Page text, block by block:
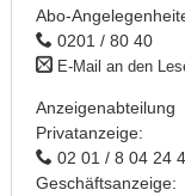
Abo-
0201 / 80 40
E-Mail an den
Anzeigenabteilung
Privatanzeige:
02 01 / 8 04 24
Geschäftsanzeige: